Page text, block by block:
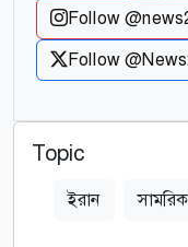
Follow
Follow
Topic
ইরান